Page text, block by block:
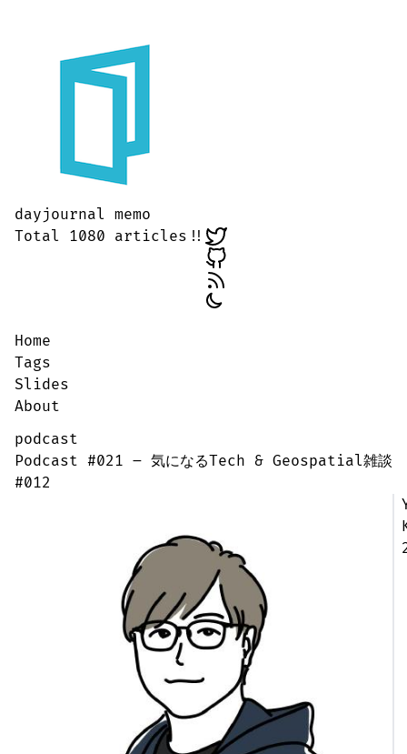
dayjournal memo
Total 1080 articles!!
Home
Tags
Slides
About
podcast
Podcast #021 – 気になるTech & Geospatial雑談
#012